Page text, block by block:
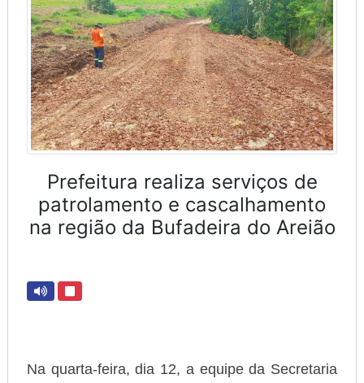
Prefeitura realiza serviços de
patrolamento e cascalhamento
na região da Bufadeira do Areião
Na quarta-feira, dia 12, a equipe da Secretaria